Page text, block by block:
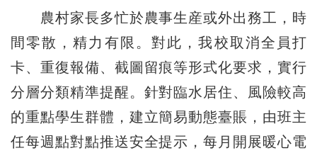
農村家長多忙於農事生産或外出務工，時
間零散，精力有限。對此，我校取消全員打
卡、重復報備、截圖留痕等形式化要求，實行
分層分類精準提醒。針對臨水居住、風險較高
的重點學生群體，建立簡易動態臺賬，由班主
任每週點對點推送安全提示，每月開展暖心電